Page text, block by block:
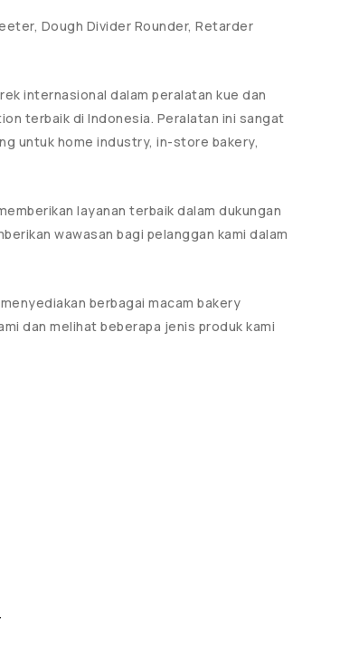
Dough Divider Rounder, Retarder
internasional dalam peralatan kue dan
terbaik di Indonesia. Peralatan ini sangat
untuk home industry, in-store bakery,
layanan terbaik dalam dukungan
wawasan bagi pelanggan kami dalam
berbagai macam bakery
dan melihat beberapa jenis produk kami